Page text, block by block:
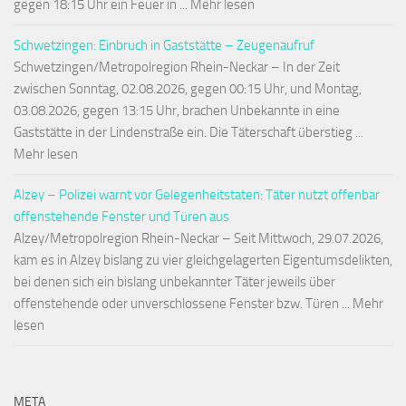
gegen 18:15 Uhr ein Feuer in ... Mehr lesen
Schwetzingen: Einbruch in Gaststätte – Zeugenaufruf
Schwetzingen/Metropolregion Rhein-Neckar – In der Zeit
zwischen Sonntag, 02.08.2026, gegen 00:15 Uhr, und Montag,
03.08.2026, gegen 13:15 Uhr, brachen Unbekannte in eine
Gaststätte in der Lindenstraße ein. Die Täterschaft überstieg ...
Mehr lesen
Alzey – Polizei warnt vor Gelegenheitstaten: Täter nutzt offenbar
offenstehende Fenster und Türen aus
Alzey/Metropolregion Rhein-Neckar – Seit Mittwoch, 29.07.2026,
kam es in Alzey bislang zu vier gleichgelagerten Eigentumsdelikten,
bei denen sich ein bislang unbekannter Täter jeweils über
offenstehende oder unverschlossene Fenster bzw. Türen ... Mehr
lesen
META